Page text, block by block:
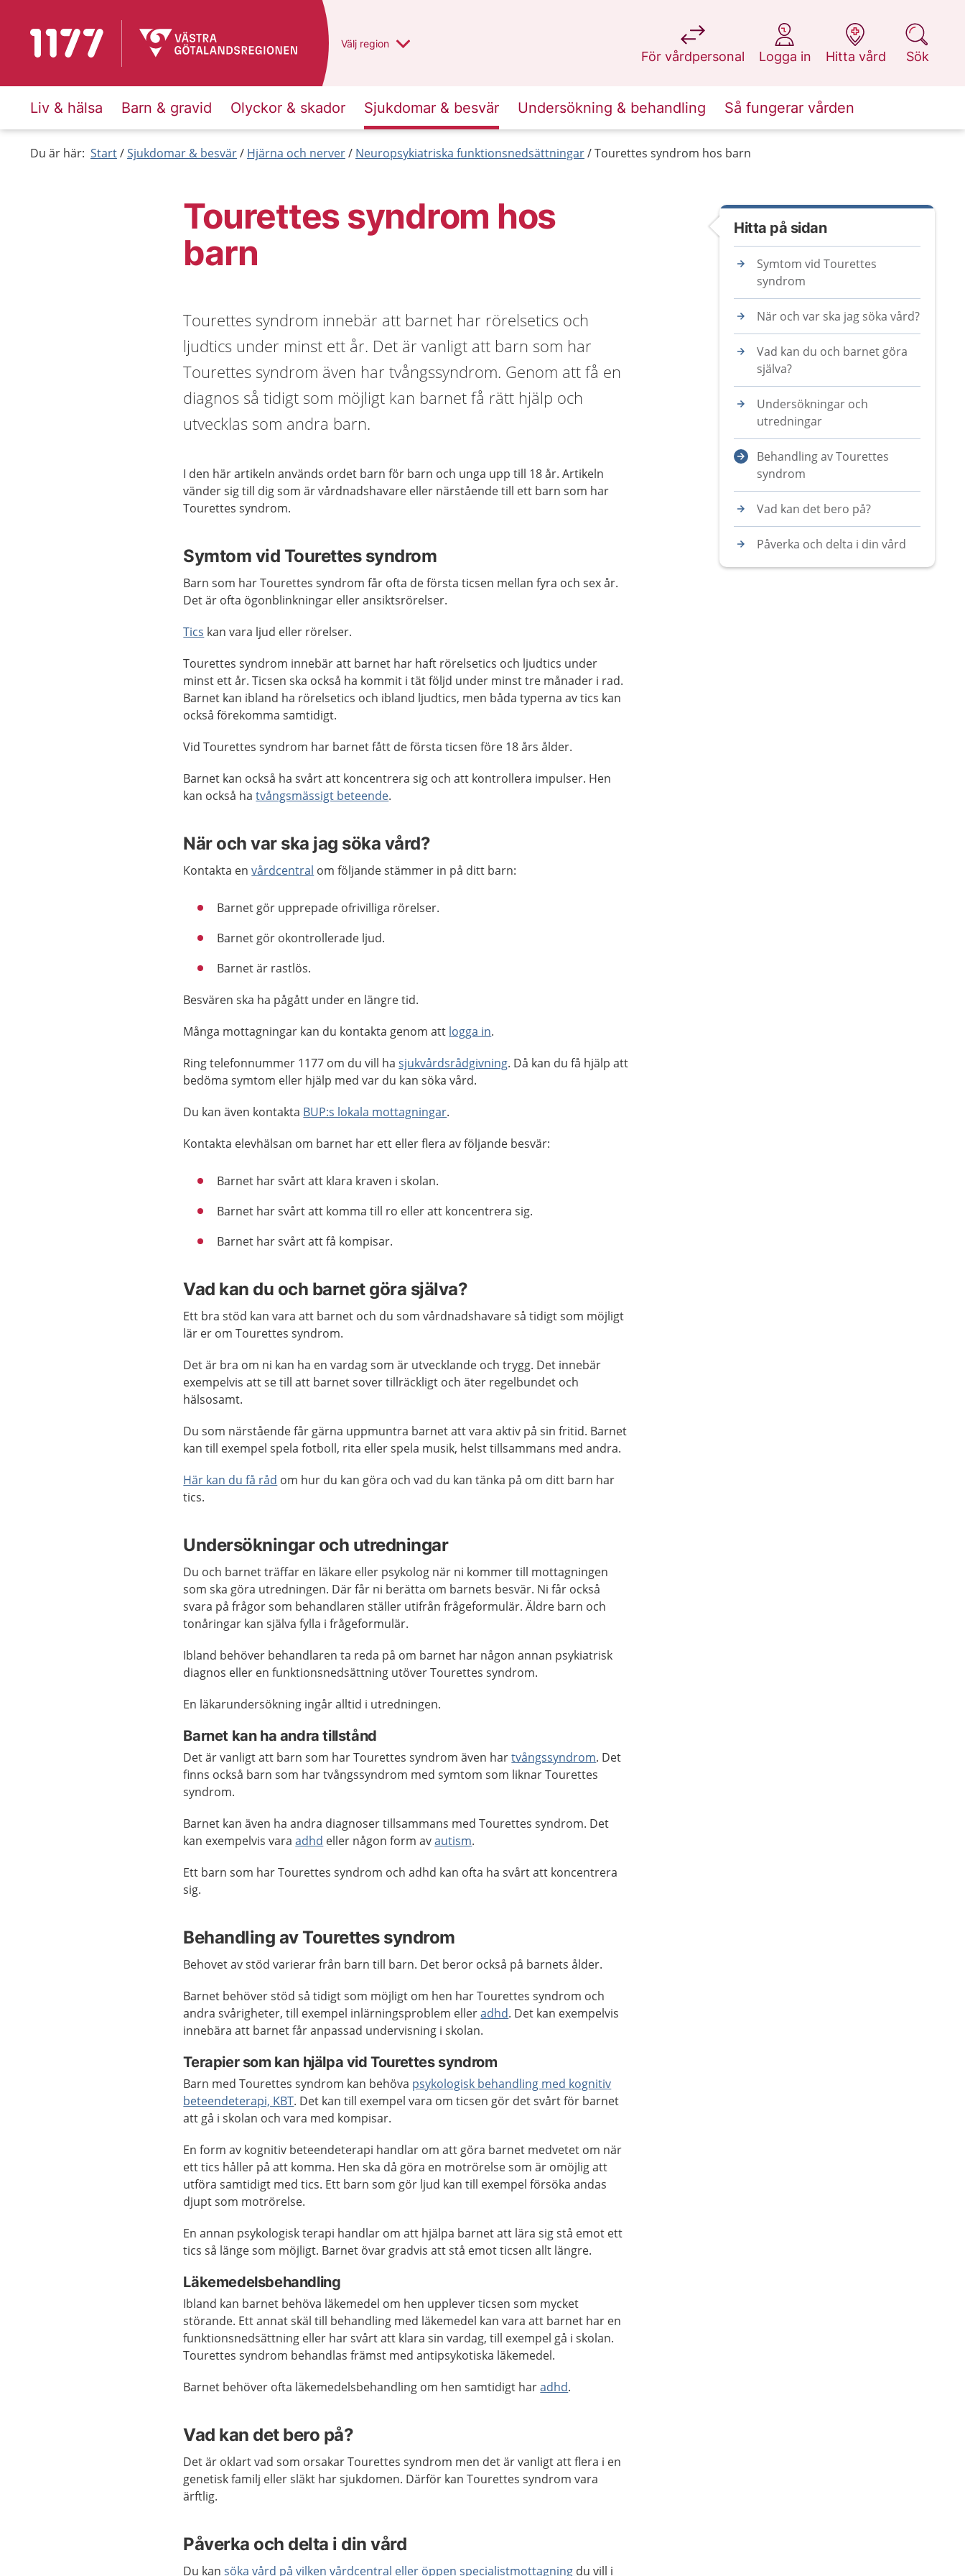
Till startsidan för 1177 Du har valt region
Välj en annan
region
För vårdpersonal
på 1177.se
Logga in
på 1177.se
Hitta vård
på 1177.se
Sök
på 1177.se
Liv & hälsa Barn & gravid Olyckor & skador Sjukdomar & besvär Undersökning & behandling Så fungerar vården
Du är här: Start Sjukdomar & besvär Hjärna och nerver Neuropsykiatriska funktionsnedsättningar Tourettes syndrom hos barn
Tourettes syndrom hos
barn
Tourettes syndrom innebär att barnet har rörelsetics och
ljudtics under minst ett år. Det är vanligt att barn som har
Tourettes syndrom även har tvångssyndrom. Genom att få en
diagnos så tidigt som möjligt kan barnet få rätt hjälp och
utvecklas som andra barn.
I den här artikeln används ordet barn för barn och unga upp till 18 år. Artikeln
vänder sig till dig som är vårdnadshavare eller närstående till ett barn som har
Tourettes syndrom.
Symtom vid Tourettes syndrom
Barn som har Tourettes syndrom får ofta de första ticsen mellan fyra och sex år.
Det är ofta ögonblinkningar eller ansiktsrörelser.
Tics kan vara ljud eller rörelser.
Tourettes syndrom innebär att barnet har haft rörelsetics och ljudtics under
minst ett år. Ticsen ska också ha kommit i tät följd under minst tre månader i rad.
Barnet kan ibland ha rörelsetics och ibland ljudtics, men båda typerna av tics kan
också förekomma samtidigt.
Vid Tourettes syndrom har barnet fått de första ticsen före 18 års ålder.
Barnet kan också ha svårt att koncentrera sig och att kontrollera impulser. Hen
kan också hatvångsmässigt beteende.
När och var ska jag söka vård?
Kontakta envårdcentral om följande stämmer in på ditt barn:
Barnet gör upprepade ofrivilliga rörelser.
Barnet gör okontrollerade ljud.
Barnet är rastlös.
Besvären ska ha pågått under en längre tid.
Många mottagningar kan du kontakta genom att logga in.
Ring telefonnummer 1177 om du vill hasjukvårdsrådgivning. Då kan du få hjälp att
bedöma symtom eller hjälp med var du kan söka vård.
Du kan även kontakta BUP:s lokala mottagningar.
Kontakta elevhälsan om barnet har ett eller flera av följande besvär:
Barnet har svårt att klara kraven i skolan.
Barnet har svårt att komma till ro eller att koncentrera sig.
Barnet har svårt att få kompisar.
Vad kan du och barnet göra själva?
Ett bra stöd kan vara att barnet och du som vårdnadshavare så tidigt som möjligt
lär er om Tourettes syndrom.
Det är bra om ni kan ha en vardag som är utvecklande och trygg. Det innebär
exempelvis att se till att barnet sover tillräckligt och äter regelbundet och
hälsosamt.
Du som närstående får gärna uppmuntra barnet att vara aktiv på sin fritid. Barnet
kan till exempel spela fotboll, rita eller spela musik, helst tillsammans med andra.
Här kan du få råd om hur du kan göra och vad du kan tänka på om ditt barn har
tics.
Undersökningar och utredningar
Du och barnet träffar en läkare eller psykolog när ni kommer till mottagningen
som ska göra utredningen. Där får ni berätta om barnets besvär. Ni får också
svara på frågor som behandlaren ställer utifrån frågeformulär. Äldre barn och
tonåringar kan själva fylla i frågeformulär.
Ibland behöver behandlaren ta reda på om barnet har någon annan psykiatrisk
diagnos eller en funktionsnedsättning utöver Tourettes syndrom.
En läkarundersökning ingår alltid i utredningen.
Barnet kan ha andra tillstånd
Det är vanligt att barn som har Tourettes syndrom även hartvångssyndrom. Det
finns också barn som har tvångssyndrom med symtom som liknar Tourettes
syndrom.
Barnet kan även ha andra diagnoser tillsammans med Tourettes syndrom. Det
kan exempelvis varaadhd eller någon form avautism.
Ett barn som har Tourettes syndrom och adhd kan ofta ha svårt att koncentrera
sig.
Behandling av Tourettes syndrom
Behovet av stöd varierar från barn till barn. Det beror också på barnets ålder.
Barnet behöver stöd så tidigt som möjligt om hen har Tourettes syndrom och
andra svårigheter, till exempel inlärningsproblem elleradhd. Det kan exempelvis
innebära att barnet får anpassad undervisning i skolan.
Terapier som kan hjälpa vid Tourettes syndrom
Barn med Tourettes syndrom kan behöva psykologisk behandling med kognitiv
beteendeterapi, KBT. Det kan till exempel vara om ticsen gör det svårt för barnet
att gå i skolan och vara med kompisar.
En form av kognitiv beteendeterapi handlar om att göra barnet medvetet om när
ett tics håller på att komma. Hen ska då göra en motrörelse som är omöjlig att
utföra samtidigt med tics. Ett barn som gör ljud kan till exempel försöka andas
djupt som motrörelse.
En annan psykologisk terapi handlar om att hjälpa barnet att lära sig stå emot ett
tics så länge som möjligt. Barnet övar gradvis att stå emot ticsen allt längre.
Läkemedelsbehandling
Ibland kan barnet behöva läkemedel om hen upplever ticsen som mycket
störande. Ett annat skäl till behandling med läkemedel kan vara att barnet har en
funktionsnedsättning eller har svårt att klara sin vardag, till exempel gå i skolan.
Tourettes syndrom behandlas främst med antipsykotiska läkemedel.
Barnet behöver ofta läkemedelsbehandling om hen samtidigt haradhd.
Vad kan det bero på?
Det är oklart vad som orsakar Tourettes syndrom men det är vanligt att flera i en
genetisk familj eller släkt har sjukdomen. Därför kan Tourettes syndrom vara
ärftlig.
Påverka och delta i din vård
Du kansöka vård på vilken vårdcentral eller öppen specialistmottagning du vill i
Hitta på sidan
Symtom vid Tourettes
syndrom
När och var ska jag söka vård?
Vad kan du och barnet göra
själva?
Undersökningar och
utredningar
Behandling av Tourettes
syndrom
Vad kan det bero på?
Påverka och delta i din vård